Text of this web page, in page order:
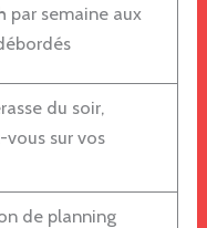
par semaine aux
du soir,
sur vos
de planning